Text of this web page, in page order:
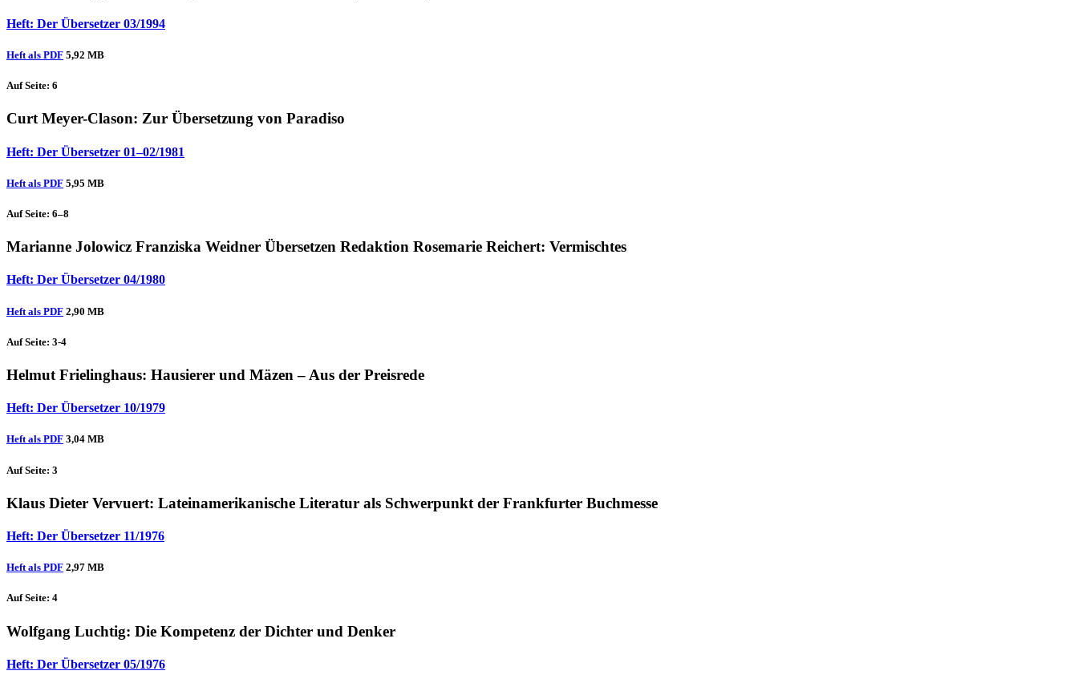
Heft: Der Übersetzer 03/1994
Heft als PDF 5,92 MB
Auf Seite: 6
Curt Meyer-Clason: Zur Übersetzung von Paradiso
Heft: Der Übersetzer 01–02/1981
Heft als PDF 5,95 MB
Auf Seite: 6–8
Marianne Jolowicz Franziska Weidner Übersetzen Redaktion Rosemarie Reichert: Vermischtes
Heft: Der Übersetzer 04/1980
Heft als PDF 2,90 MB
Auf Seite: 3-4
Helmut Frielinghaus: Hausierer und Mäzen – Aus der Preisrede
Heft: Der Übersetzer 10/1979
Heft als PDF 3,04 MB
Auf Seite: 3
Klaus Dieter Vervuert: Lateinamerikanische Literatur als Schwerpunkt der Frankfurter Buchmesse
Heft: Der Übersetzer 11/1976
Heft als PDF 2,97 MB
Auf Seite: 4
Wolfgang Luchtig: Die Kompetenz der Dichter und Denker
Heft: Der Übersetzer 05/1976